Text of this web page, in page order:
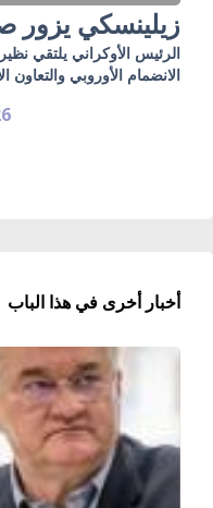
زيلينسكي يزور
الرئيس الأوكراني يلتقي
الانضمام الأوروبي والتعاون
أخبار أخرى في هذا الباب